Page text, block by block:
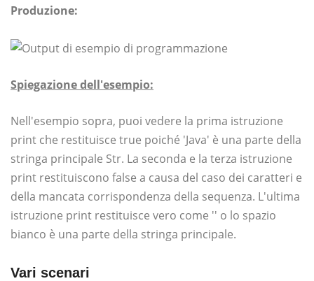
Produzione:
Spiegazione dell'esempio:
Nell'esempio sopra, puoi vedere la prima istruzione
print che restituisce true poiché 'Java' è una parte della
stringa principale Str. La seconda e la terza istruzione
print restituiscono false a causa del caso dei caratteri e
della mancata corrispondenza della sequenza. L'ultima
istruzione print restituisce vero come '' o lo spazio
bianco è una parte della stringa principale.
Vari scenari